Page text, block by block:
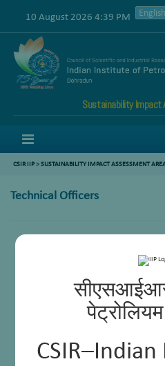
10 August 2026 4:39 PM
Sustainability Impact
CSIR IIP>SUSTAINABILITY IMPACT ASSESSMENT
Technical Officers